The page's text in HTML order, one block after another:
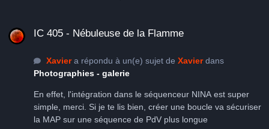
IC 405 - Nébuleuse de la Flamme
Xaviera répondu à un(e) sujet de Xavierdans
Photographies - galerie
En effet, l'intégration dans le séquenceur NINA est super
simple, merci. Si je te lis bien, créer une boucle va sécuriser
la MAP sur une séquence de PdV plus longue